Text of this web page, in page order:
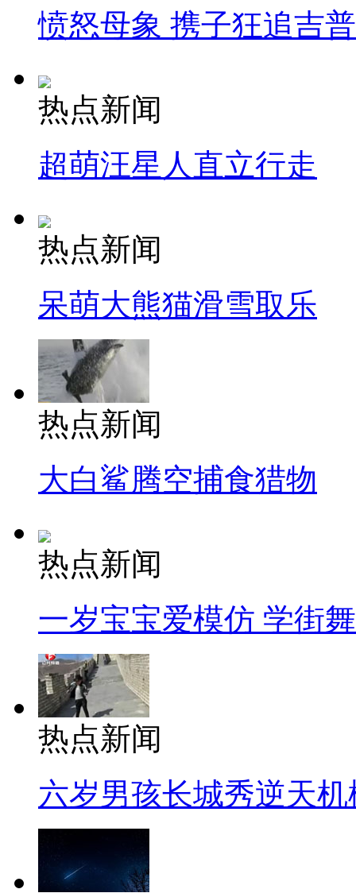
愤怒母象 携子狂追吉
热点新闻
超萌汪星人直立行走
热点新闻
呆萌大熊猫滑雪取乐
热点新闻
大白鲨腾空捕食猎物
热点新闻
一岁宝宝爱模仿 学街
热点新闻
六岁男孩长城秀逆天机